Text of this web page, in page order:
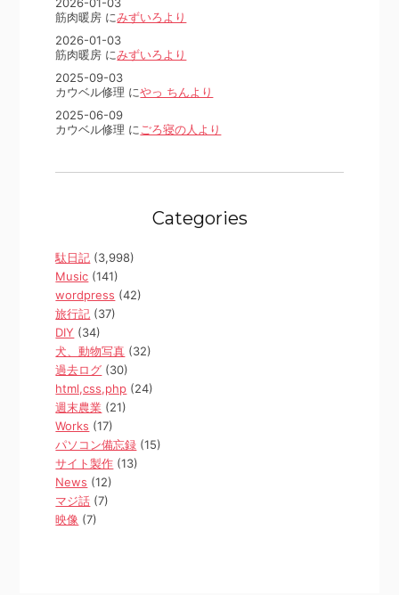
筋肉暖房 にみずいろより
2026-01-03
筋肉暖房 にみずいろより
2025-09-03
カウベル修理 にやっ ちんより
2025-06-09
カウベル修理 に ごろ寝の人より
Categories
駄日記 (3,998)
Music (141)
wordpress (42)
旅行記 (37)
DIY (34)
犬、動物写真 (32)
過去ログ (30)
html,css,php (24)
週末農業 (21)
Works (17)
パソコン備忘録 (15)
サイト製作 (13)
News (12)
マジ話 (7)
映像 (7)